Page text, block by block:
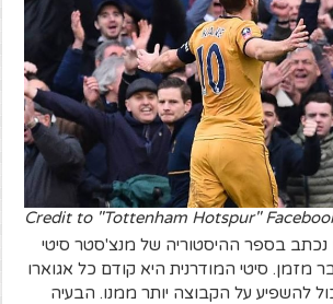
Credit to "Tottenham Hotspur"
נכתב בספר ההיסטוריה של מנצ'סטר סיטי
מזמן. סיטי המודרנית היא קודם כל אגוארו
להשפיע על הקבוצה יותר ממנו. הבעיה